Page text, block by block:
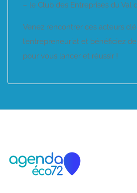
– le Club des Entreprises du Val
Venez rencontrer ces acteurs
l’entrepreneuriat et bénéficiez
pour vous lancer et réussir !